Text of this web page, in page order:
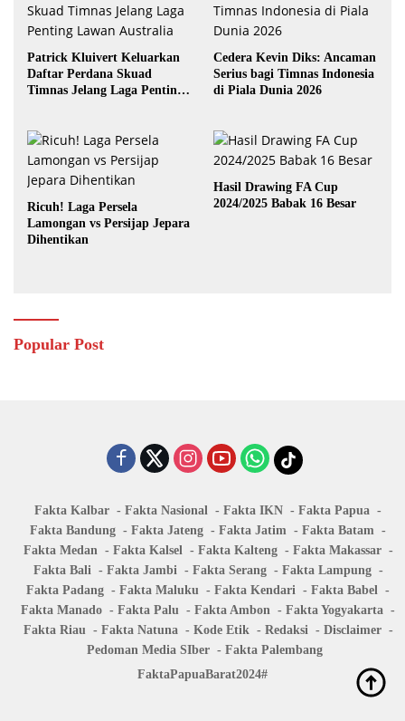
Patrick Kluivert Keluarkan
Daftar Perdana Skuad
Timnas Jelang Laga Penting
Cedera Kevin Diks: Ancaman
Serius bagi Timnas Indonesia
di Piala Dunia 2026
Ricuh! Laga Persela
Lamongan vs Persijap Jepara
Dihentikan
Hasil Drawing FA Cup
2024/2025 Babak 16 Besar
Popular Post
Fakta Kalbar Fakta Nasional Fakta IKN
Fakta Papua
Fakta Bandung
Fakta Jateng Fakta Jatim
Fakta Batam
Fakta Medan
Fakta Kalsel Fakta Kalteng
Fakta Makassar
Fakta Bali
Fakta Jambi Fakta Serang
Fakta Lampung
Fakta Padang
Fakta Maluku Fakta Kendari
Fakta Babel
Fakta Manado
Fakta Palu Fakta Ambon
Fakta Yogyakarta
Fakta Riau
Fakta Natuna Kode Etik Redaksi
Disclaimer
Pedoman Media SIber
Fakta Palembang
FaktaPapuaBarat2024#